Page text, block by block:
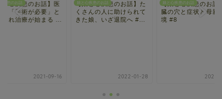
疾患のお話
と心疾患のお話】た
んの人に助けられて
娘、いざ退院へ #...
2022-01-28
娘と心疾患のお話
【娘と心疾患のお話】心
臓の穴と症状と母親の心
境 #8
2021-09-12
娘と心疾患のお話
【娘と心疾患のお話
師から「手術が必要
告げられ治療が始ま
2021-